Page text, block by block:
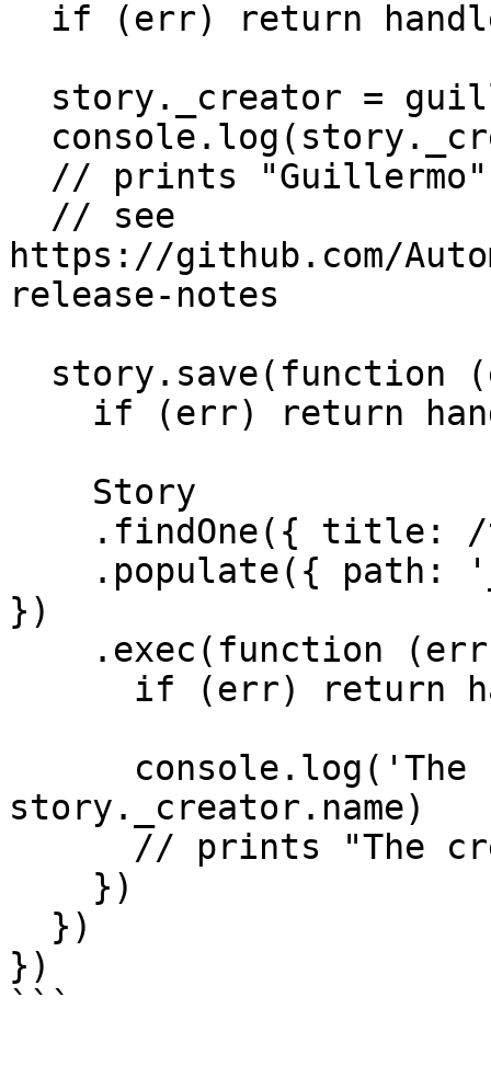
https://github.com/
release-notes
})
story._creator.name)
})
```